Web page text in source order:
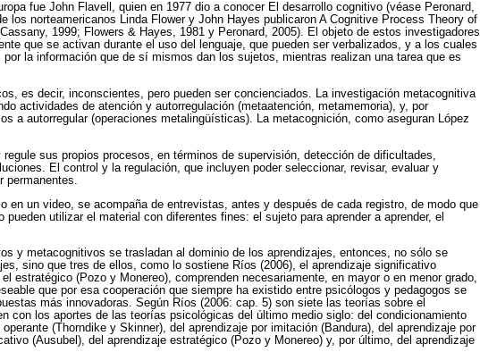
fue John Flavell, quien en 1977 dio a conocer El desarrollo cognitivo (véase Peronard,
los norteamericanos Linda Flower y John Hayes publicaron A Cognitive Process Theory of
1999; Flowers & Hayes, 1981 y Peronard, 2005). El objeto de estos investigadores
que se activan durante el uso del lenguaje, que pueden ser verbalizados, y a los cuales
la información que de sí mismos dan los sujetos, mientras realizan una tarea que es
es decir, inconscientes, pero pueden ser concienciados. La investigación metacognitiva
actividades de atención y autorregulación (metaatención, metamemoria), y, por
a autorregular (operaciones metalingüísticas). La metacognición, como aseguran López
sus propios procesos, en términos de supervisión, detección de dificultades,
El control y la regulación, que incluyen poder seleccionar, revisar, evaluar y
permanentes.
en un video, se acompaña de entrevistas, antes y después de cada registro, de modo que
utilizar el material con diferentes fines: el sujeto para aprender a aprender, el
y metacognitivos se trasladan al dominio de los aprendizajes, entonces, no sólo se
sino que tres de ellos, como lo sostiene Ríos (2006), el aprendizaje significativo
estratégico (Pozo y Monereo), comprenden necesariamente, en mayor o en menor grado,
que por esa cooperación que siempre ha existido entre psicólogos y pedagogos se
más innovadoras. Según Ríos (2006: cap. 5) son siete las teorías sobre el
con los aportes de las teorías psicológicas del último medio siglo: del condicionamiento
(Thorndike y Skinner), del aprendizaje por imitación (Bandura), del aprendizaje por
(Ausubel), del aprendizaje estratégico (Pozo y Monereo) y, por último, del aprendizaje